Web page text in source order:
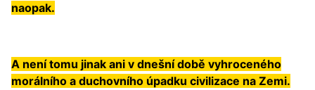
naopak.
A není tomu jinak ani v dnešní době vyhroceného
morálního a duchovního úpadku civilizace na Zemi.